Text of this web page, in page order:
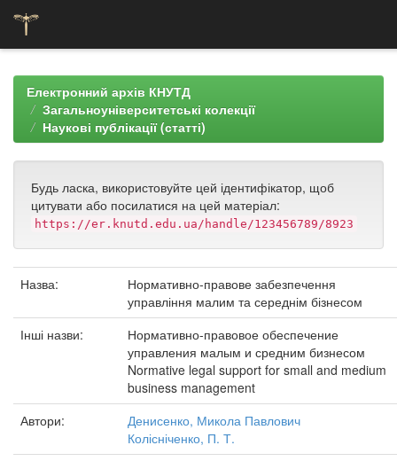
navigationЕлектронний архів КНУТД
Загальноуніверситетські колекції
Наукові публікації (статті)
Будь ласка, використовуйте цей ідентифікатор, щоб
цитувати або посилатися на цей матеріал:
https://er.knutd.edu.ua/handle/123456789/8923
Назва:
Нормативно-правове забезпечення
управління малим та середнім бізнесом
Інші назви:
Нормативно-правовое обеспечение
управления малым и средним бизнесом
Normative legal support for small and medium
business management
Автори:
Денисенко, Микола Павлович
Колісніченко, П. Т.